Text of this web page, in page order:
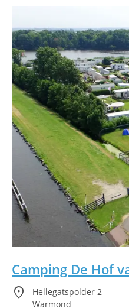
Camping De Hof
location_on
Hellegatspolder 2
Warmond